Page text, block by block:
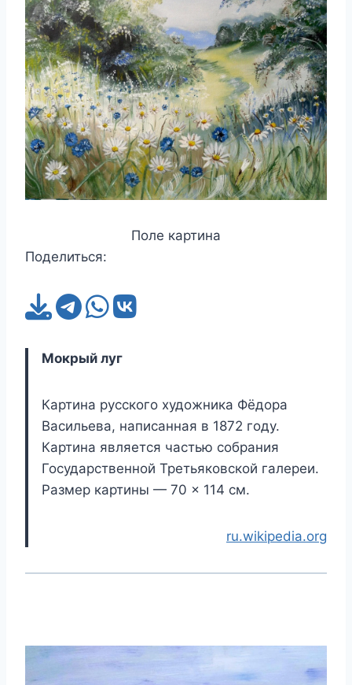
Поле картина
Поделиться:
Мокрый луг
Картина русского художника Фёдора
Васильева, написанная в 1872 году.
Картина является частью собрания
Государственной Третьяковской галереи.
Размер картины — 70 × 114 см.
ru.wikipedia.org